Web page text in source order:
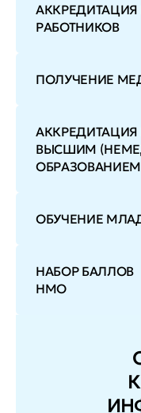
РАБОТНИКОВ
ПОЛУЧЕНИЕ
ВЫСШИМ
ОБРАЗОВАНИЕМ
ОБУЧЕНИЕ
НАБОР БАЛЛОВ
НМО